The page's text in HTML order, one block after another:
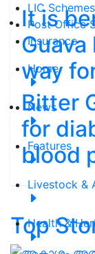
LIC Schemes
Post Office
Insurance
Home
News
Features
Livestock &
Health &
It is
way
Bitter
for
blood
Top